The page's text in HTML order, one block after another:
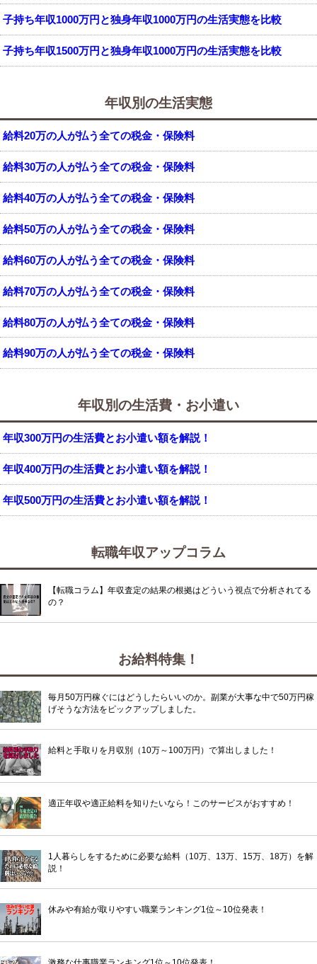
子持ち年収1000万円と独身年収1000万円の生活実態を比較
子持ち年収1500万円と独身年収1000万円の生活実態を比較
年収別の生活実態
給料20万の人が払う全ての税金・保険料
給料30万の人が払う全ての税金・保険料
給料40万の人が払う全ての税金・保険料
給料50万の人が払う全ての税金・保険料
給料60万の人が払う全ての税金・保険料
給料70万の人が払う全ての税金・保険料
給料80万の人が払う全ての税金・保険料
給料90万の人が払う全ての税金・保険料
年収別の生活費・お小遣い
年収300万円の生活費とお小遣い額を解説！
年収400万円の生活費とお小遣い額を解説！
年収500万円の生活費とお小遣い額を解説！
転職年収アップコラム
【転職コラム】年収査定の結果の根拠はどういう視点で分析されてる
の？
お給料特集！
毎月50万円稼ぐにはどうしたらいいのか。副業が大事な中で50万円稼
げそうな方法をピックアップしました。
給料と手取りを月収別（10万～100万円）で算出しました！
適正年収や適正給料を知りたいなら！このサービスがおすすめ！
1人暮らしをするために必要な給料（10万、13万、15万、18万）を解
説！
休みや有給が取りやすい職業ランキング1位～10位発表！
激務な仕事職業ランキング1位～10位発表！